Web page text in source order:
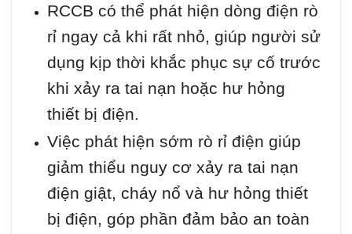
RCCB có thể phát hiện dòng điện rò
rỉ ngay cả khi rất nhỏ, giúp người sử
dụng kịp thời khắc phục sự cố trước
khi xảy ra tai nạn hoặc hư hỏng
thiết bị điện.
Việc phát hiện sớm rò rỉ điện giúp
giảm thiểu nguy cơ xảy ra tai nạn
điện giật, cháy nổ và hư hỏng thiết
bị điện, góp phần đảm bảo an toàn